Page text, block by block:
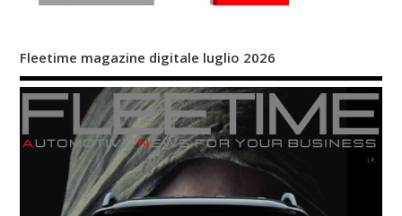
Fleetime magazine digitale luglio 2026